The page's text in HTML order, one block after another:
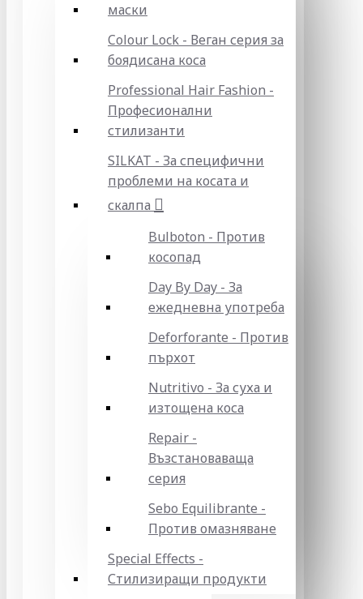
маски
Colour Lock - Веган серия за
боядисана коса
Professional Hair Fashion -
Професионални
стилизанти
SILKAT - За специфични
проблеми на косата и
скалпа
Bulboton - Против
косопад
Day By Day - За
ежедневна употреба
Deforforante - Против
пърхот
Nutritivo - За суха и
изтощена коса
Repair -
Възстановаваща
серия
Sebo Equilibrante -
Против омазняване
Special Effects -
Стилизиращи продукти